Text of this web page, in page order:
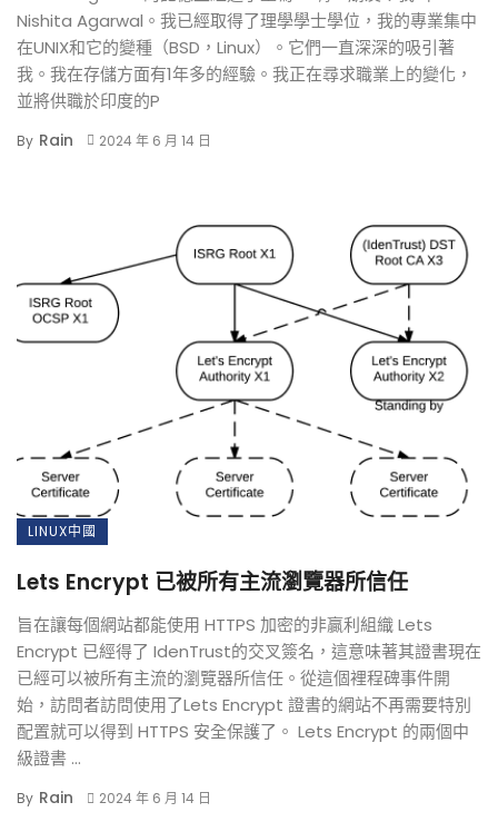
Nishita Agarwal。我已經取得了理學學士學位，我的專業集中
在UNIX和它的變種（BSD，Linux）。它們一直深深的吸引著
我。我在存儲方面有1年多的經驗。我正在尋求職業上的變化，
並將供職於印度的P
By Rain 2024 年 6 月 14 日
LINUX中國
Lets Encrypt 已被所有主流瀏覽器所信任
旨在讓每個網站都能使用 HTTPS 加密的非贏利組織 Lets
Encrypt 已經得了 IdenTrust的交叉簽名，這意味著其證書現在
已經可以被所有主流的瀏覽器所信任。從這個裡程碑事件開
始，訪問者訪問使用了Lets Encrypt 證書的網站不再需要特別
配置就可以得到 HTTPS 安全保護了。 Lets Encrypt 的兩個中
級證書 ...
By Rain 2024 年 6 月 14 日